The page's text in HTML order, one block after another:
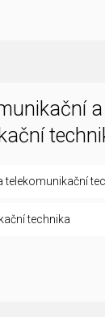
a
telekomunikační
technika